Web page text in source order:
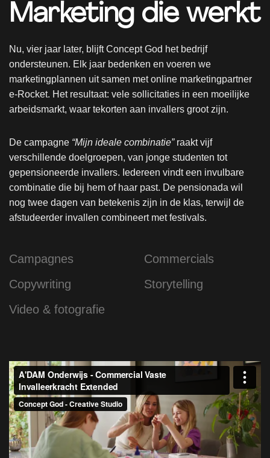
Marketing die werkt
Nu, vier jaar later, blijft Concept God het bedrijf
ondersteunen. Elk jaar bedenken en voeren we
marketingplannen uit samen met online marketingpartner
e-Rocket. Het resultaat: vele sollicitaties in een moeilijke
arbeidsmarkt, waar tekorten aan invallers groot zijn.
De campagne “Mijn ideale combinatie”raakt vijf
verschillende doelgroepen, van jonge studenten tot
gepensioneerde invallers. Iedereen vindt een invulbare
combinatie die bij hem of haar past. De pensionada wil
nog twee dagen van betekenis zijn in de klas, terwijl de
afstudeerder invallen combineert met festivals.
Campagnes
Commercials
Copywriting
Storytelling
Video & fotografie